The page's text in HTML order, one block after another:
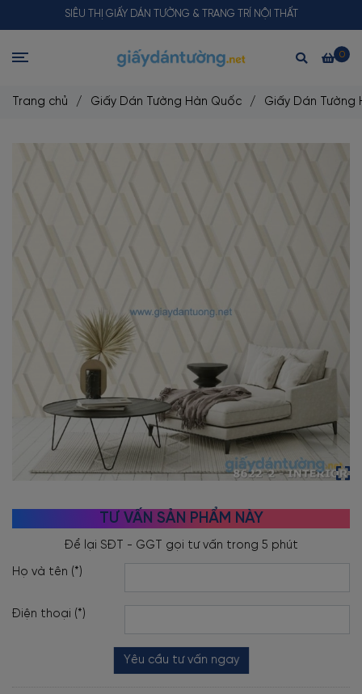
SIÊU THỊ GIẤY DÁN TƯỜNG & TRANG TRÍ NỘI THẤT
0
Trang chủ / Giấy Dán Tường Hàn Quốc / Giấy Dán Tường
TƯ VẤN SẢN PHẨM NÀY
Họ và tên (*)
Điện thoại (*)
Yêu cầu tư vấn ngay